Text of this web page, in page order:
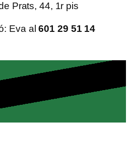
Prats, 44, 1r pis
Eva al601 29 51 14